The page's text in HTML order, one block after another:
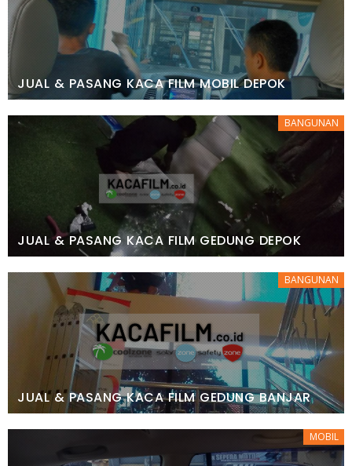
JUAL & PASANG KACA FILM MOBIL DEPOK
BANGUNAN
JUAL & PASANG KACA FILM GEDUNG DEPOK
BANGUNAN
JUAL & PASANG KACA FILM GEDUNG BANJAR
MOBIL